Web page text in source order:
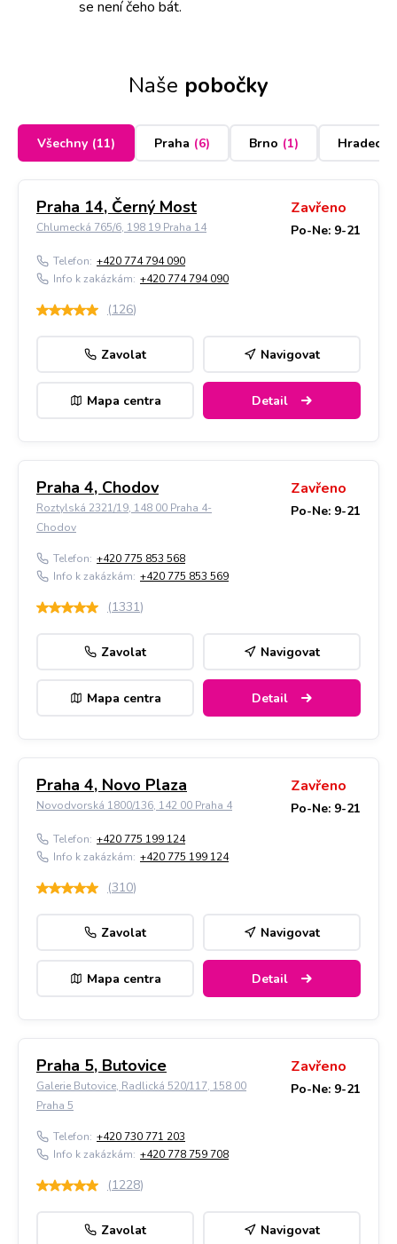
se není čeho bát.
Naše pobočky
Všechny (11) Praha (6) Brno (1) Hradec
Praha 14, Černý Most
Chlumecká 765/6, 198 19 Praha 14
Zavřeno
Po-Ne: 9-21
Telefon: +420 774 794 090
Info k zakázkám: +420 774 794 090
(126)
Zavolat Navigovat
Mapa centra Detail
Praha 4, Chodov
Roztylská 2321/19, 148 00 Praha 4-
Chodov
Zavřeno
Po-Ne: 9-21
Telefon: +420 775 853 568
Info k zakázkám: +420 775 853 569
(1331)
Zavolat Navigovat
Mapa centra Detail
Praha 4, Novo Plaza
Novodvorská 1800/136, 142 00 Praha 4
Zavřeno
Po-Ne: 9-21
Telefon: +420 775 199 124
Info k zakázkám: +420 775 199 124
(310)
Zavolat Navigovat
Mapa centra Detail
Praha 5, Butovice
Galerie Butovice, Radlická 520/117, 158 00
Praha 5
Zavřeno
Po-Ne: 9-21
Telefon: +420 730 771 203
Info k zakázkám: +420 778 759 708
(1228)
Zavolat Navigovat